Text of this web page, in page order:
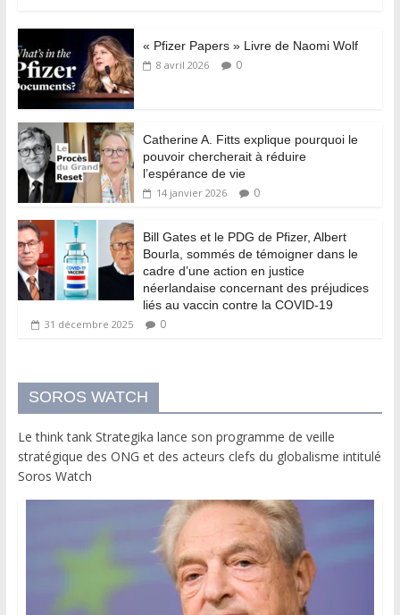
« Pfizer Papers » Livre de Naomi Wolf
8 avril 2026 0
Catherine A. Fitts explique pourquoi le
pouvoir chercherait à réduire
l’espérance de vie
14 janvier 2026 0
Bill Gates et le PDG de Pfizer, Albert
Bourla, sommés de témoigner dans le
cadre d’une action en justice
néerlandaise concernant des préjudices
liés au vaccin contre la COVID-19
31 décembre 2025 0
SOROS WATCH
Le think tank Strategika lance son programme de veille
stratégique des ONG et des acteurs clefs du globalisme intitulé
Soros Watch